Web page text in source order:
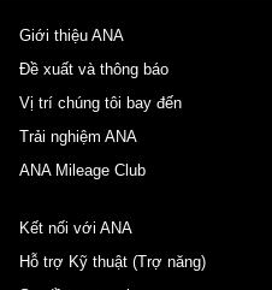
Giới thiệu ANA
Đề xuất và thông báo
Vị trí chúng tôi bay đến
Trải nghiệm ANA
ANA Mileage Club
Kết nối với ANA
Hỗ trợ Kỹ thuật (Trợ năng)